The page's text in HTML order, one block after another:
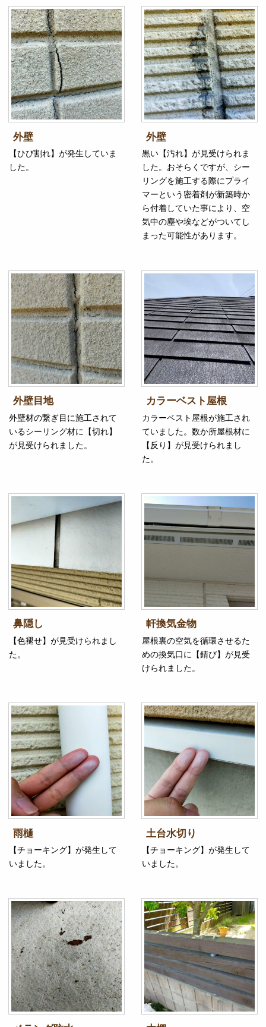
外壁
【ひび割れ】が発生していま
した。
外壁
黒い【汚れ】が見受けられま
した。おそらくですが、シー
リングを施工する際にプライ
マーという密着剤が新築時か
ら付着していた事により、空
気中の塵や埃などがついてし
まった可能性があります。
外壁目地
外壁材の繋ぎ目に施工されて
いるシーリング材に【切れ】
が見受けられました。
カラーベスト屋根
カラーベスト屋根が施工され
ていました。数か所屋根材に
【反り】が見受けられまし
た。
鼻隠し
【色褪せ】が見受けられまし
た。
軒換気金物
屋根裏の空気を循環させるた
めの換気口に【錆び】が見受
けられました。
雨樋
【チョーキング】が発生して
いました。
土台水切り
【チョーキング】が発生して
いました。